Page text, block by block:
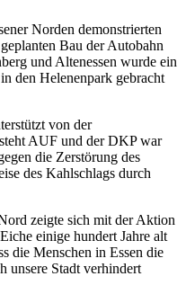
Norden demonstrierten
Bau der Autobahn
und Altenessen wurde ein
den Helenenpark gebracht
von der
AUF und der DKP war
die Zerstörung des
des Kahlschlags durch
zeigte sich mit der Aktion
einige hundert Jahre alt
die Menschen in Essen die
unsere Stadt verhindert